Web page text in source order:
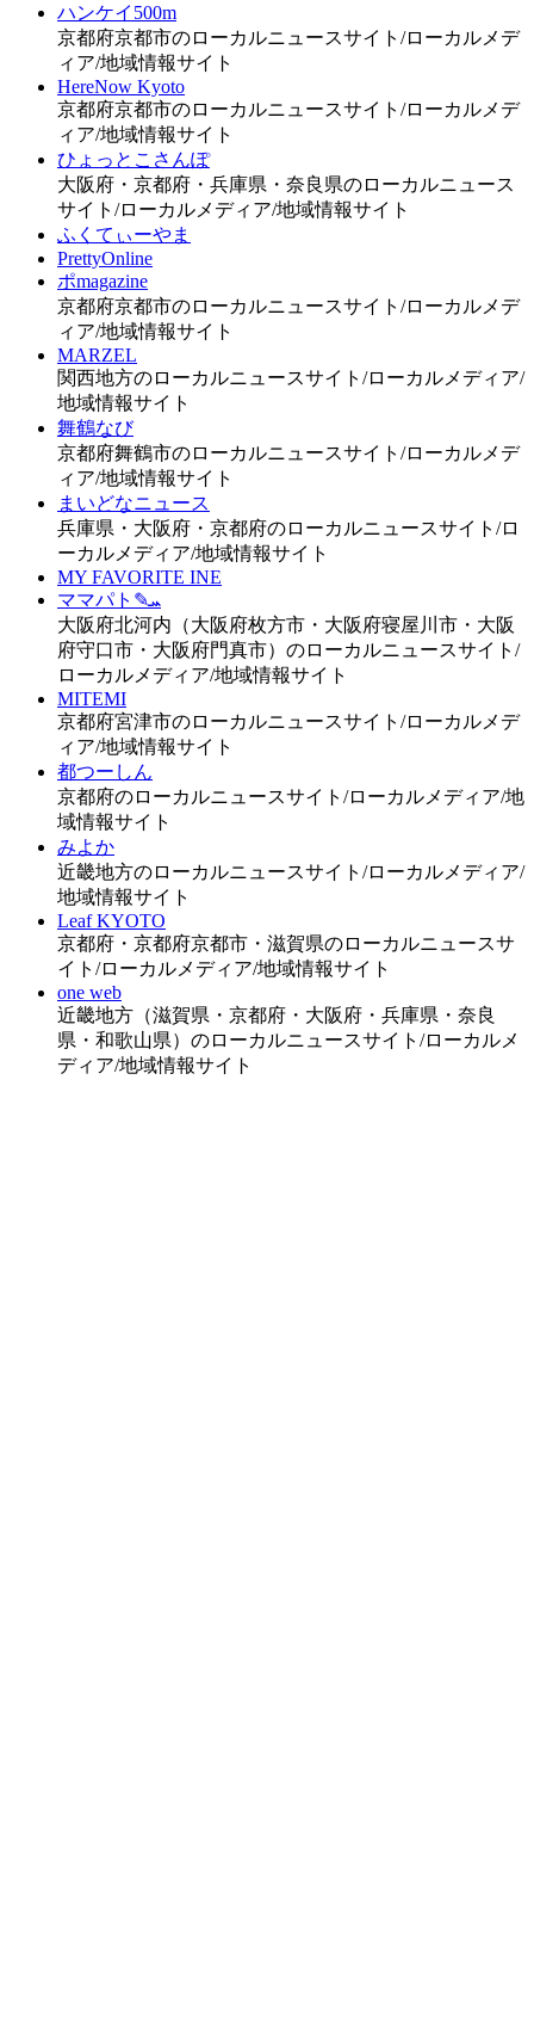
ハンケイ500m
京都府京都市のローカルニュースサイト/ローカルメデ
ィア/地域情報サイト
HereNow Kyoto
京都府京都市のローカルニュースサイト/ローカルメデ
ィア/地域情報サイト
ひょっとこさんぽ
大阪府・京都府・兵庫県・奈良県のローカルニュース
サイト/ローカルメディア/地域情報サイト
ふくてぃーやま
PrettyOnline
ポmagazine
京都府京都市のローカルニュースサイト/ローカルメデ
ィア/地域情報サイト
MARZEL
関西地方のローカルニュースサイト/ローカルメディア/
地域情報サイト
舞鶴なび
京都府舞鶴市のローカルニュースサイト/ローカルメデ
ィア/地域情報サイト
まいどなニュース
兵庫県・大阪府・京都府のローカルニュースサイト/ロ
ーカルメディア/地域情報サイト
MY FAVORITE INE
ママパト✎ܚ
大阪府北河内（大阪府枚方市・大阪府寝屋川市・大阪
府守口市・大阪府門真市）のローカルニュースサイト/
ローカルメディア/地域情報サイト
MITEMI
京都府宮津市のローカルニュースサイト/ローカルメデ
ィア/地域情報サイト
都つーしん
京都府のローカルニュースサイト/ローカルメディア/地
域情報サイト
みよか
近畿地方のローカルニュースサイト/ローカルメディア/
地域情報サイト
Leaf KYOTO
京都府・京都府京都市・滋賀県のローカルニュースサ
イト/ローカルメディア/地域情報サイト
one web
近畿地方（滋賀県・京都府・大阪府・兵庫県・奈良
県・和歌山県）のローカルニュースサイト/ローカルメ
ディア/地域情報サイト